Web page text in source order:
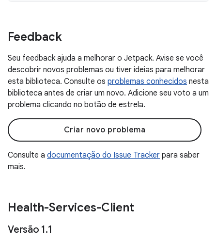
Feedback
Seu feedback ajuda a melhorar o Jetpack. Avise se você
descobrir novos problemas ou tiver ideias para melhorar
esta biblioteca. Consulte os problemas conhecidos nesta
biblioteca antes de criar um novo. Adicione seu voto a um
problema clicando no botão de estrela.
Criar novo problema
Consulte a documentação do Issue Tracker para saber
mais.
Health-Services-Client
Versão 1.1